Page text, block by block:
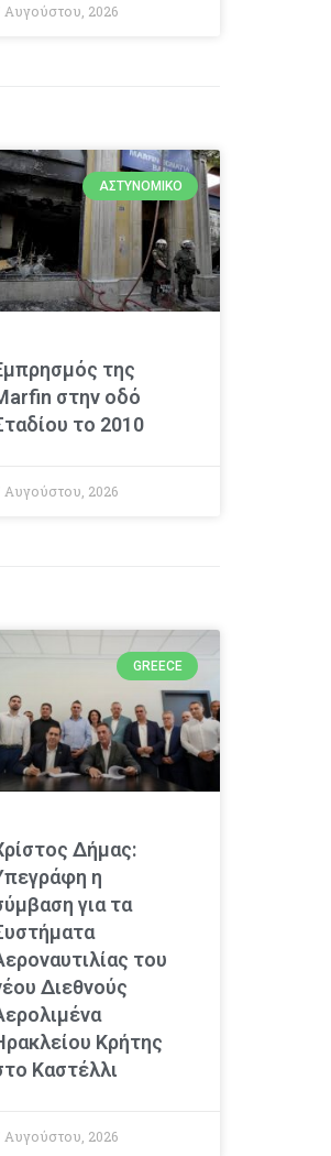
Αυγούστου, 2026
ΑΣΤΥΝΟΜΙΚΌ
της
στην οδό
το 2010
Αυγούστου, 2026
GREECE
Δήμας:
η
για τα
του
Διεθνούς
Κρήτης
Καστέλλι
Αυγούστου, 2026